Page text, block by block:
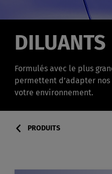
DILUANTS
Formulés avec le plus
permettent d’adapter
votre environnement.
PRODUITS